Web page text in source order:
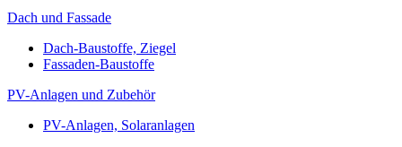
Dach und Fassade
Dach-Baustoffe, Ziegel
Fassaden-Baustoffe
PV-Anlagen und Zubehör
PV-Anlagen, Solaranlagen